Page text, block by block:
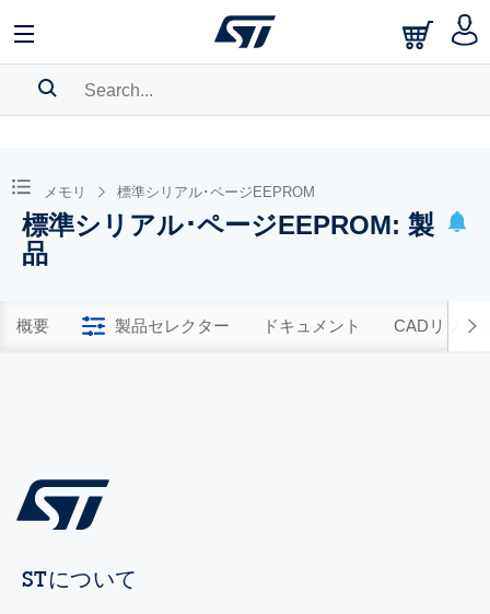
BOOKMARK
Pleaselog in to show your saved searches.
メモリ 標準シリアル･ページEEPROM
標準シリアル･ページEEPROM: 製
品
概要 製品セレクター ドキュメント CADリソー
STについて